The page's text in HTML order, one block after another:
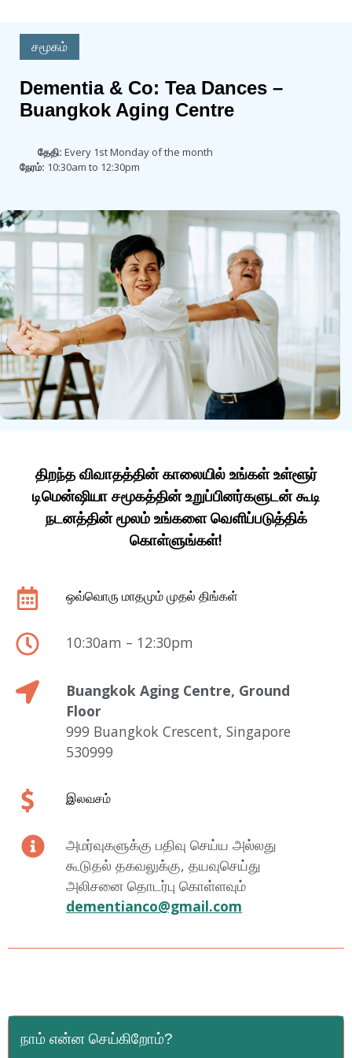
சமூகம்
Dementia & Co: Tea Dances –
Buangkok Aging Centre
தேதி: Every 1st Monday of the month
நேரம்: 10:30am to 12:30pm
திறந்த விவாதத்தின் காலையில் உங்கள் உள்ளூர்
டிமென்ஷியா சமூகத்தின் உறுப்பினர்களுடன் கூடி
நடனத்தின் மூலம் உங்களை வெளிப்படுத்திக்
கொள்ளுங்கள்!
ஒவ்வொரு மாதமும் முதல் திங்கள்
10:30am – 12:30pm
Buangkok Aging Centre, Ground
Floor
999 Buangkok Crescent, Singapore
530999
இலவசம்
அமர்வுகளுக்கு பதிவு செய்ய அல்லது
கூடுதல் தகவலுக்கு, தயவுசெய்து
அலிசனை தொடர்பு கொள்ளவும்
dementianco@gmail.com
நாம் என்ன செய்கிறோம்?